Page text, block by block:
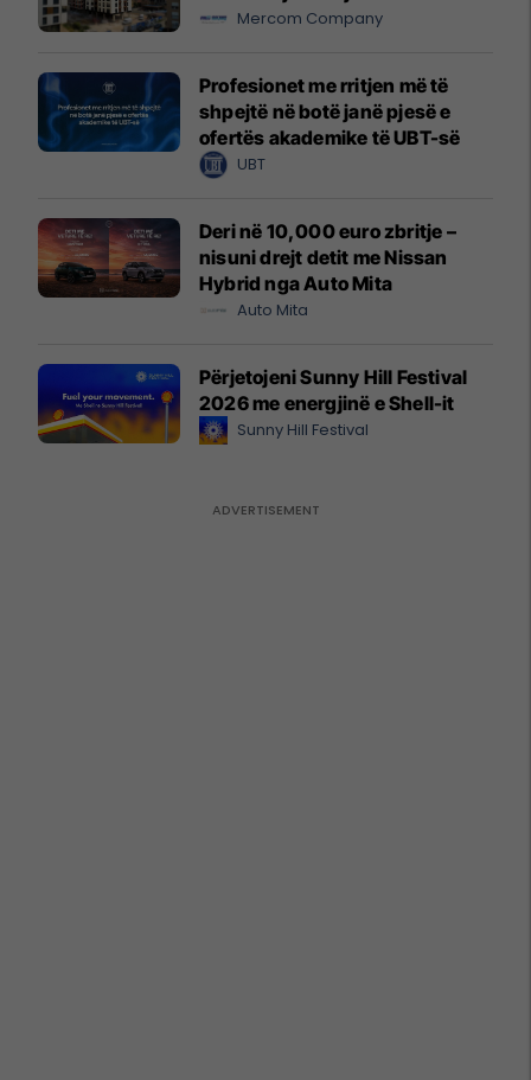
Mercom Company
Profesionet me rritjen më të
shpejtë në botë janë pjesë e
ofertës akademike të UBT-së
UBT
Deri në 10,000 euro zbritje –
nisuni drejt detit me Nissan
Hybrid nga Auto Mita
Auto Mita
Përjetojeni Sunny Hill Festival
2026 me energjinë e Shell-it
Sunny Hill Festival